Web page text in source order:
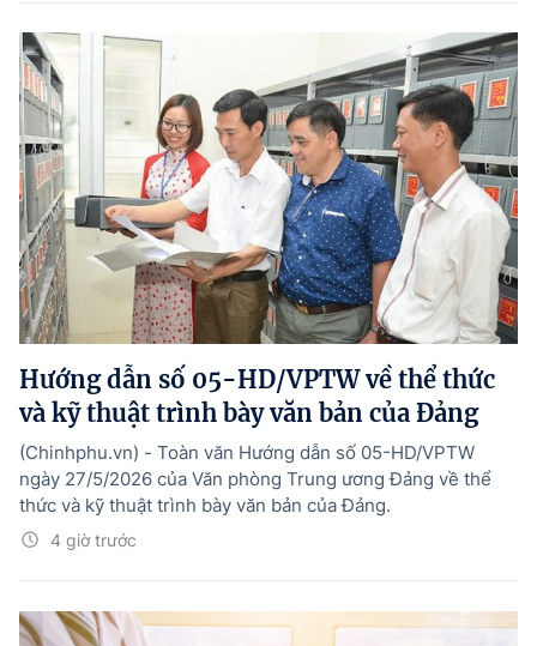
Hướng dẫn số 05-HD/VPTW về thể thức
và kỹ thuật trình bày văn bản của Đảng
4 giờ trước
(Chinhphu.vn) - Toàn văn Hướng dẫn số 05-HD/VPTW
ngày 27/5/2026 của Văn phòng Trung ương Đảng về thể
thức và kỹ thuật trình bày văn bản của Đảng.